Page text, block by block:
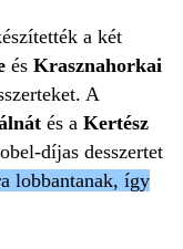
a két
és Krasznahorkai
A
és a Kertész
díjas desszertet
lobbantanak, így